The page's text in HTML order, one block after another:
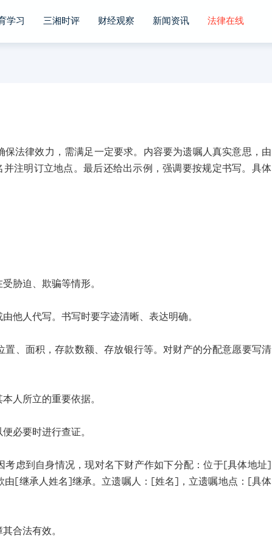
学习 三湘时评 财经观察 新闻资讯 法律在线
律效力，需满足一定要求。内容要为遗嘱人真实意思，由
注明订立地点。最后还给出示例，强调要按规定书写。具体
胁迫、欺骗等情形。
人代写。书写时要字迹清晰、表达明确。
面积，存款数额、存放银行等。对财产的分配意愿要写清
人所立的重要依据。
必要时进行查证。
到自身情况，现对名下财产作如下分配：位于[具体地址]
[继承人姓名]继承。立遗嘱人：[姓名]，立遗嘱地点：[具体
合法有效。